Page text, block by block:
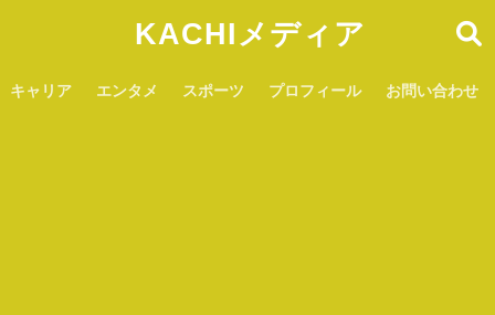
KACHIメディア
キャリア エンタメ スポーツ プロフィール お問い合わせ